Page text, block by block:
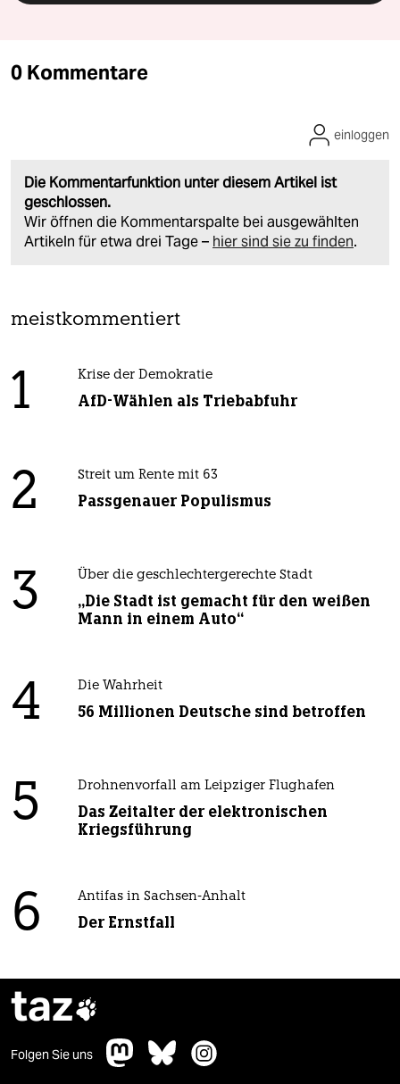
0 Kommentare
Die Kommentarfunktion unter diesem Artikel ist
geschlossen.
Wir öffnen die Kommentarspalte bei ausgewählten
Artikeln für etwa drei Tage – hier sind sie zu finden.
einloggen
meistkommentiert
1 Krise der Demokratie
AfD-Wählen als Triebabfuhr
2 Streit um Rente mit 63
Passgenauer Populismus
3 Über die geschlechtergerechte Stadt
„Die Stadt ist gemacht für den weißen
Mann in einem Auto“
4 Die Wahrheit
56 Millionen Deutsche sind betroffen
5 Drohnenvorfall am Leipziger Flughafen
Das Zeitalter der elektronischen
Kriegsführung
6 Antifas in Sachsen-Anhalt
Der Ernstfall
taz
Folgen Sie uns